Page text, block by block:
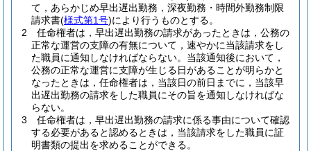
て，あらかじめ早出遅出勤務，深夜勤務・時間外勤務制限
請求書(様式第1号)により行うものとする。
2
任命権者は，早出遅出勤務の請求があったときは，公務の
正常な運営の支障の有無について，速やかに当該請求をし
た職員に通知しなければならない。 当該通知後において，
公務の正常な運営に支障が生じる日があることが明らかと
なったときは，任命権者は，当該日の前日までに，当該早
出遅出勤務の請求をした職員にその旨を通知しなければな
らない。
3
任命権者は，早出遅出勤務の請求に係る事由について確認
する必要があると認めるときは，当該請求をした職員に証
明書類の提出を求めることができる。